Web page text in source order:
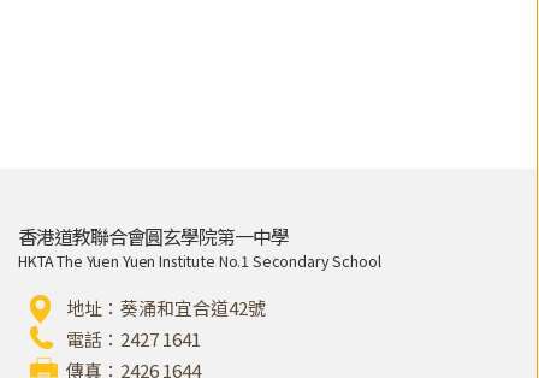
香港道教聯合會圓玄學院第一中學
HKTA The Yuen Yuen Institute No.1 Secondary School
地址：葵涌和宜合道42號
電話：2427 1641
傳真：2426 1644